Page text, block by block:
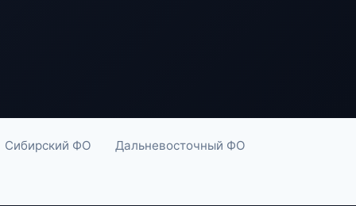
Сибирский ФО Дальневосточный ФО